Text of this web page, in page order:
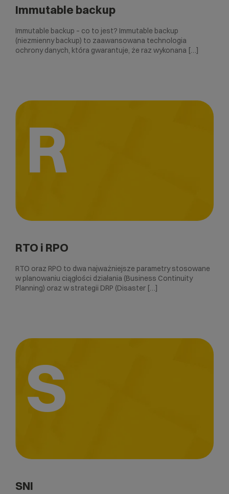
Immutable backup
Immutable backup – co to jest? Immutable backup
(niezmienny backup) to zaawansowana technologia
ochrony danych, która gwarantuje, że raz wykonana […]
R
RTO i RPO
RTO oraz RPO to dwa najważniejsze parametry stosowane
w planowaniu ciągłości działania (Business Continuity
Planning) oraz w strategii DRP (Disaster […]
S
SNI